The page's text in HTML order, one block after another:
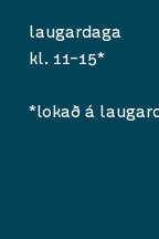
laugardaga
kl. 11-15*
*lokað á